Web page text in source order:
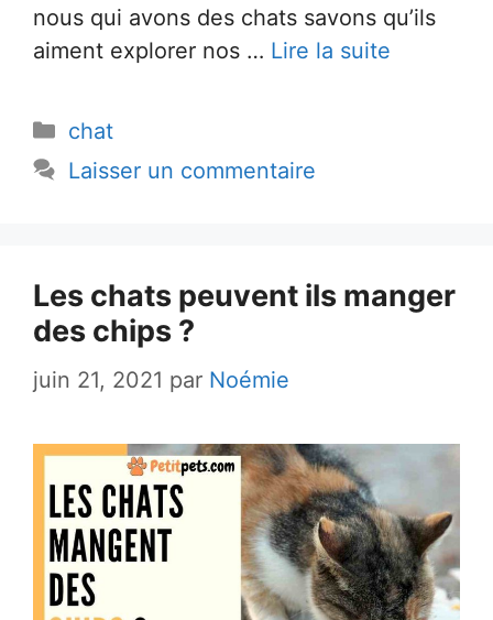
nous qui avons des chats savons qu’ils
aiment explorer nos … Lire la suite
Catégories
chat
Laisser un commentaire
Les chats peuvent ils manger
des chips ?
juin 21, 2021 par Noémie